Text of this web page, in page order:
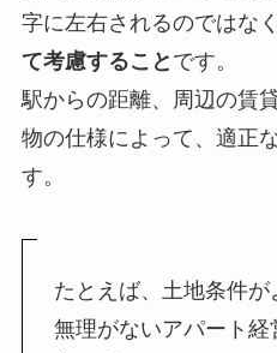
字に左右されるのではなく
て考慮すること です。
駅からの距離、周辺の賃
物の仕様によって、適正
す。
たとえば、土地条件が
無理がないアパート経